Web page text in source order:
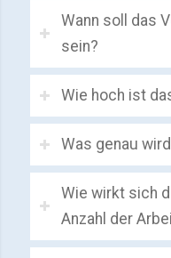
Wann soll das
sein?
Wie hoch ist
Was genau
Wie wirkt sich
Anzahl der